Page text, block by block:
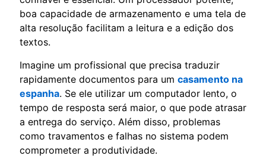
boa capacidade de armazenamento e uma tela de
alta resolução facilitam a leitura e a edição dos
textos.
Imagine um profissional que precisa traduzir
rapidamente documentos para um casamento na
espanha. Se ele utilizar um computador lento, o
tempo de resposta será maior, o que pode atrasar
a entrega do serviço. Além disso, problemas
como travamentos e falhas no sistema podem
comprometer a produtividade.